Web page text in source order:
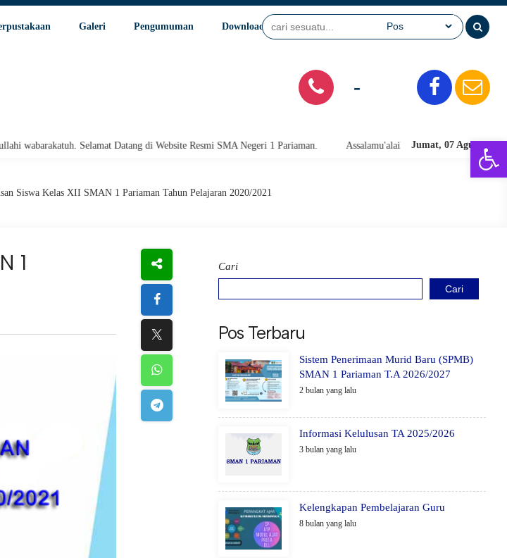
Galeri Pengumuman Download Video
-
Jumat, 07 Agu 2026
Selamat Datang di Website Resmi SMA Negeri 1 Pariaman. Assalamu'alaikum warahmatullahi wabarakatuh.
Siswa Kelas XII SMAN 1 Pariaman Tahun Pelajaran 2020/2021
1
Cari
Cari
Pos Terbaru
Sistem Penerimaan Murid Baru (SPMB)
SMAN 1 Pariaman T.A 2026/2027
2 bulan yang lalu
Informasi Kelulusan TA 2025/2026
3 bulan yang lalu
Kelengkapan Pembelajaran Guru
8 bulan yang lalu